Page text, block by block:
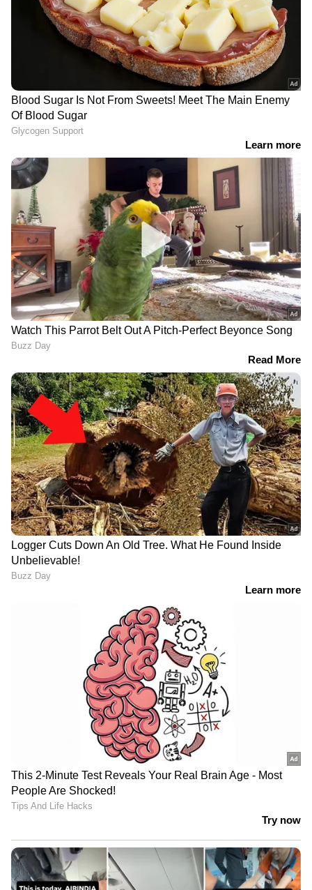
സഭാ ബന്ധം ഉന്നയിച്ചുള്ള തന്ത്രം പയറ്റുമ്പോഴും
കോൺഗ്രസ് നേതൃത്വം കരുതലെടുത്തിരുന്നു.
ജോ വന്നവഴി തുറന്ന് കാട്ടാൻ ശ്രമിക്കുമ്പോൾ
തന്നെ സഭയെ പിണക്കാതിരിക്കാൻ ജാഗ്രത
കാണിക്കുമ്പോഴാണ് സ്വന്തം നിരയിലെ എതിർപ്പ്
കോൺഗ്രസ്സിൽ ആശയക്കുഴപ്പമുണ്ടാക്കുന്നത്.
ഇടത് മുന്നണിയുടെ സ്ഥാനാർത്ഥി
നിർണയത്തിൽ സഭയുമായി ബന്ധപ്പെട്ട്
ചില അഭിപ്രായ വ്യത്യാസങ്ങൾ ഉയർന്ന്
വരുന്നുണ്ട്. സഭ ഒരു സ്ഥാനാർത്ഥിയെ
നിശ്ചിക്കുമെന്ന് ഞങ്ങളൊരിക്കലും
കരുതുന്നില്ല. ജനാധിപത്യവും
മതേതരത്വവും ഉയർത്തിപ്പിടിക്കുന്ന വിശാല
ചിന്താഗതിയുള്ളവരാണ് കത്തോലിക്കാ
സഭ. കർദ്ദിനാൾ മാർ ജോർജ്ജ് ആലഞ്ചേരി
ഒരുകാലത്തും അത്തരം ഇടപെടലുകൾ
താൽപര്യക്കാരാണ് അത്തരം
പ്രചാരണങ്ങൾ നടത്തുന്നത് - ചെന്നിത്തല